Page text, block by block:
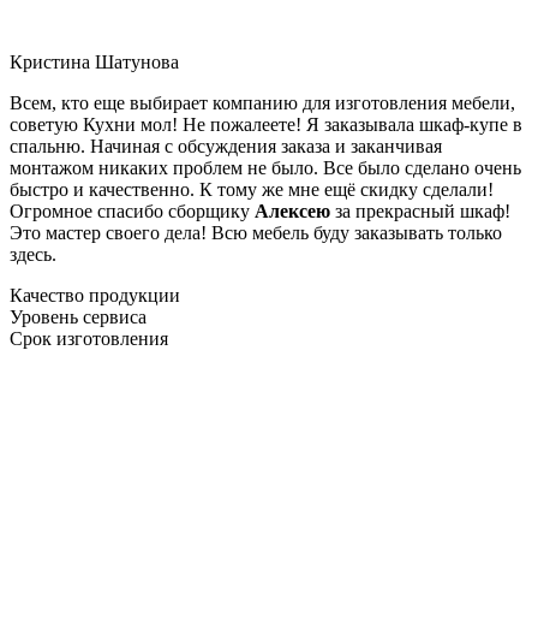
Кристина Шатунова
Всем, кто еще выбирает компанию для изготовления мебели,
советую Кухни мол! Не пожалеете! Я заказывала шкаф-купе в
спальню. Начиная с обсуждения заказа и заканчивая
монтажом никаких проблем не было. Все было сделано очень
быстро и качественно. К тому же мне ещё скидку сделали!
Огромное спасибо сборщику Алексею за прекрасный шкаф!
Это мастер своего дела! Всю мебель буду заказывать только
здесь.
Качество продукции
Уровень сервиса
Срок изготовления